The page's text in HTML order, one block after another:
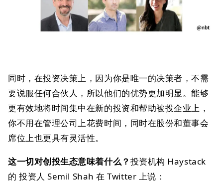
同时，在投资决策上，因为你是唯一的决策者，不需
要说服任何合伙人，所以他们的优势更加明显。能够
更有效地将时间集中在新的投资和帮助被投企业上，
你不用在管理公司上花费时间，同时在股份和董事会
席位上也更具有灵活性。
这一切对创投生态意味着什么？ 投资机构 Haystack
的 投资人 Semil Shah 在 Twitter 上说：